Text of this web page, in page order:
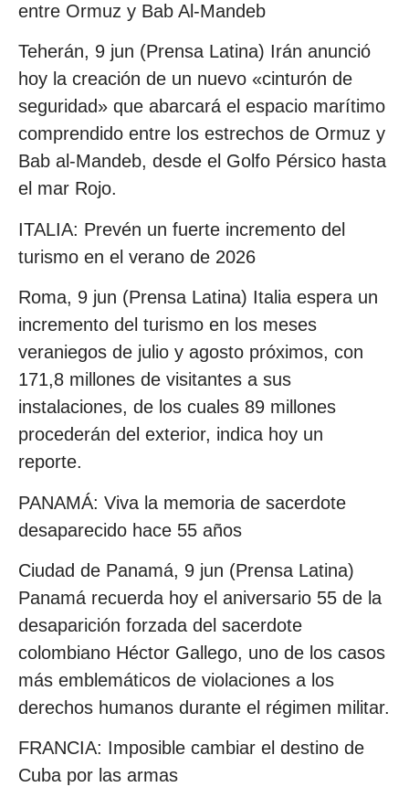
entre Ormuz y Bab Al-Mandeb
Teherán, 9 jun (Prensa Latina) Irán anunció
hoy la creación de un nuevo «cinturón de
seguridad» que abarcará el espacio marítimo
comprendido entre los estrechos de Ormuz y
Bab al-Mandeb, desde el Golfo Pérsico hasta
el mar Rojo.
ITALIA: Prevén un fuerte incremento del
turismo en el verano de 2026
Roma, 9 jun (Prensa Latina) Italia espera un
incremento del turismo en los meses
veraniegos de julio y agosto próximos, con
171,8 millones de visitantes a sus
instalaciones, de los cuales 89 millones
procederán del exterior, indica hoy un
reporte.
PANAMÁ: Viva la memoria de sacerdote
desaparecido hace 55 años
Ciudad de Panamá, 9 jun (Prensa Latina)
Panamá recuerda hoy el aniversario 55 de la
desaparición forzada del sacerdote
colombiano Héctor Gallego, uno de los casos
más emblemáticos de violaciones a los
derechos humanos durante el régimen militar.
FRANCIA: Imposible cambiar el destino de
Cuba por las armas